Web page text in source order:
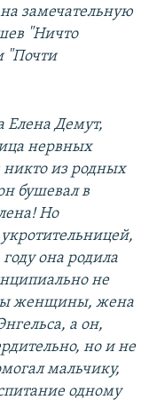
замечательную
"Ничто
"Почти
Елена Демут,
нервных
из родных
бушевал в
Но
она родила
не
женщины, жена
а он,
но и не
мальчику,
одному